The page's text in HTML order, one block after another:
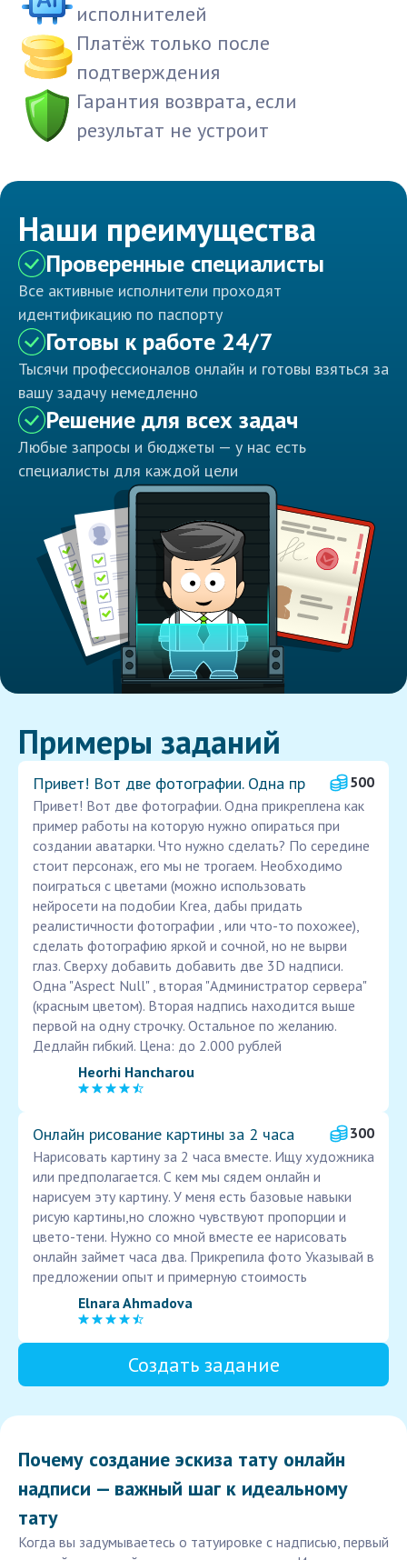
исполнителей
Платёж только после
подтверждения
Гарантия возврата, если
результат не устроит
Наши преимущества
Проверенные специалисты
Все активные исполнители проходят
идентификацию по паспорту
Готовы к работе 24/7
Тысячи профессионалов онлайн и готовы взяться за
вашу задачу немедленно
Решение для всех задач
Любые запросы и бюджеты — у нас есть
специалисты для каждой цели
Примеры заданий
Привет! Вот две фотографии. Одна пр
500
Привет! Вот две фотографии. Одна прикреплена как
пример работы на которую нужно опираться при
создании аватарки. Что нужно сделать? По середине
стоит персонаж, его мы не трогаем. Необходимо
поиграться с цветами (можно использовать
нейросети на подобии Krea, дабы придать
реалистичности фотографии , или что-то похожее),
сделать фотографию яркой и сочной, но не вырви
глаз. Сверху добавить добавить две 3D надписи.
Одна "Aspect Null" , вторая "Администратор сервера"
(красным цветом). Вторая надпись находится выше
первой на одну строчку. Остальное по желанию.
Дедлайн гибкий. Цена: до 2.000 рублей
Heorhi Hancharou
Онлайн рисование картины за 2 часа
300
Нарисовать картину за 2 часа вместе. Ищу художника
или предполагается. С кем мы сядем онлайн и
нарисуем эту картину. У меня есть базовые навыки
рисую картины,но сложно чувствуют пропорции и
цвето-тени. Нужно со мной вместе ее нарисовать
онлайн займет часа два. Прикрепила фото Указывай в
предложении опыт и примерную стоимость
Elnara Ahmadova
Создать задание
Почему создание эскиза тату онлайн
надписи — важный шаг к идеальному
тату
Когда вы задумываетесь о татуировке с надписью, первый